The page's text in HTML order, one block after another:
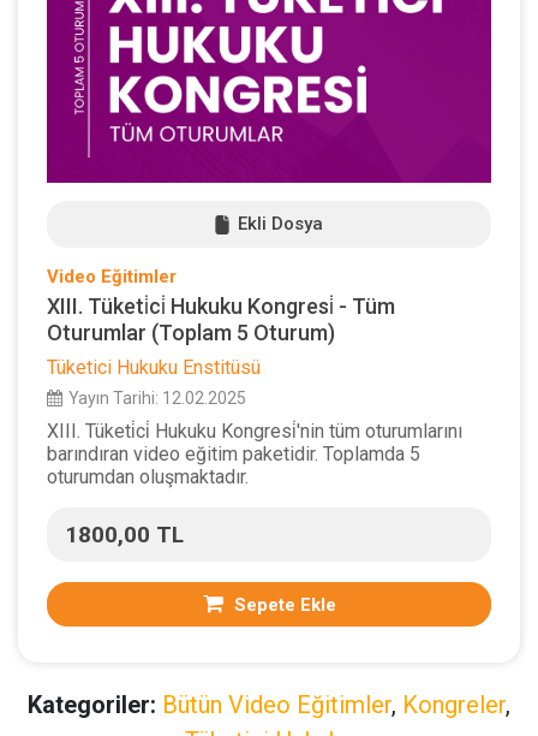
Ekli Dosya
Video Eğitimler
XIII. Tüketi̇ci̇ Hukuku Kongresi̇ - Tüm
Oturumlar (Toplam 5 Oturum)
Tüketici Hukuku Enstitüsü
Yayın Tarihi: 12.02.2025
XIII. Tüketi̇ci̇ Hukuku Kongresi̇'nin tüm oturumlarını
barındıran video eğitim paketidir. Toplamda 5
oturumdan oluşmaktadır.
1800,00 TL
Sepete Ekle
Kategoriler: Bütün Video Eğitimler, Kongreler,